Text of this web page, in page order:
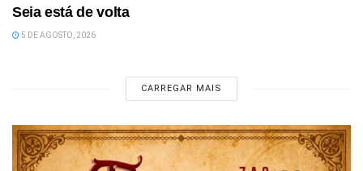
Seia está de volta
5 DE AGOSTO, 2026
CARREGAR MAIS